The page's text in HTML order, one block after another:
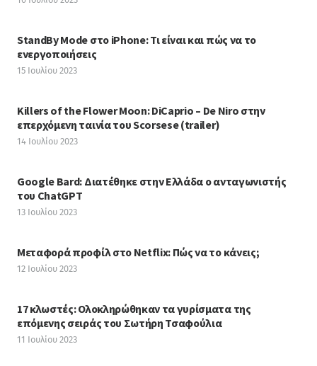
StandBy Mode στο iPhone: Τι είναι και πώς να το
ενεργοποιήσεις
15 Ιουλίου 2023
Killers of the Flower Moon: DiCaprio – De Niro στην
επερχόμενη ταινία του Scorsese (trailer)
14 Ιουλίου 2023
Google Bard: Διατέθηκε στην Ελλάδα ο ανταγωνιστής
του ChatGPT
13 Ιουλίου 2023
Μεταφορά προφίλ στο Netflix: Πώς να το κάνεις;
12 Ιουλίου 2023
17 κλωστές: Ολοκληρώθηκαν τα γυρίσματα της
επόμενης σειράς του Σωτήρη Τσαφούλια
11 Ιουλίου 2023